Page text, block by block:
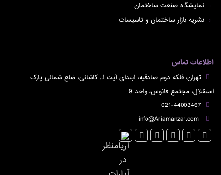
نمایشگاه صنعت ساختمان
نشریه بازار ساختمان و تاسیسات
اطلاعات تماس
تهران، فلکه دوم صادقیه، ابتدای آیت ا.. کاشانی، ضلع شمالی پارک
استقلال، مجتمع فانوس، واحد 9
021-44003467